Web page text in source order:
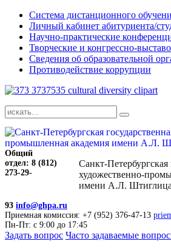
Система дистанционного
Личный кабинет абитуриента/
Научно-практические
Творческие и конгрессно-
Сведения об образовательной
Противодействие коррупции
Санкт-Петербургская
художественно-
имени А.Л. Штиглица
Общий
отдел: 8 (812)
273-29-
93 info@ghpa.ru
Приемная комиссия: +7 (952) 376-47-13
Пн-Пт: с 9:00 до 17:45
Задать вопрос Часто задаваемые